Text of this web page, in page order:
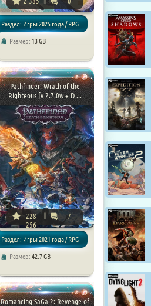
Раздел: Игры 2025 года / RPG
Размер: 13 GB
Pathfinder: Wrath of the
Righteous [v 2.7.0w + D ...
228
256
7
Раздел: Игры 2021 года / RPG
Размер: 42.7 GB
Romancing SaGa 2: Revenge of